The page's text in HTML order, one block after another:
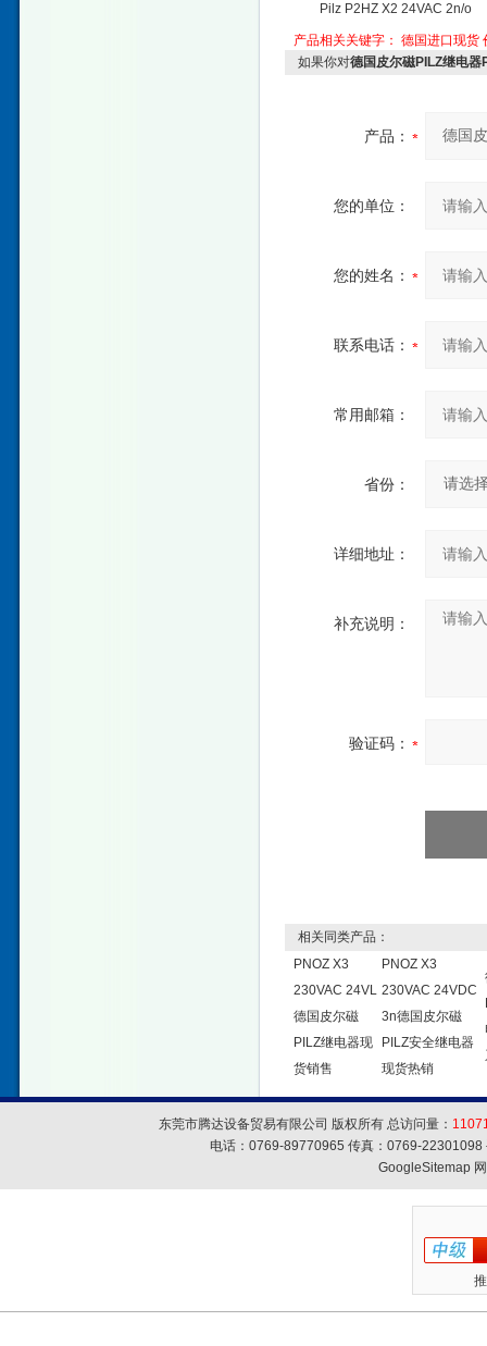
Pilz P2HZ X2 24VAC 2n/o
产品相关关键字： 德国进口现货
如果你对德国皮尔磁PILZ继电器
产品：
您的单位：
您的姓名：
联系电话：
常用邮箱：
省份：
详细地址：
补充说明：
验证码：
相关同类产品：
PNOZ X3
230VAC 24VL
德国皮尔磁
PILZ继电器现
货销售
PNOZ X3
230VAC 24VDC
3n德国皮尔磁
PILZ安全继电器
现货热销
东莞市腾达设备贸易有限公司 版权所有 总访问量：
电话：0769-89770965 传真：0769-
GoogleSitemap网